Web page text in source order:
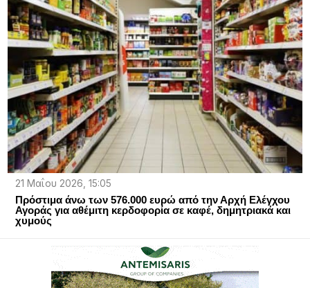
21 Μαΐου 2026, 15:05
Πρόστιμα άνω των 576.000 ευρώ από την Αρχή Ελέγχου
Αγοράς για αθέμιτη κερδοφορία σε καφέ, δημητριακά και
χυμούς